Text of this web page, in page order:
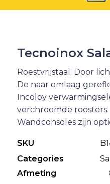
Tecnoinox
Roestvrijstaal. Door
De naar omlaag
Incoloy
verchroomde
Wandconsoles zijn
SKU
Categories
Afmeting